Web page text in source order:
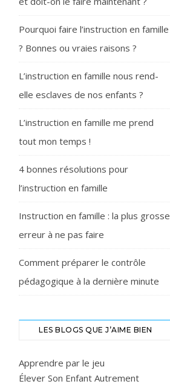
Pourquoi faire l’instruction en famille
? Bonnes ou vraies raisons ?
L’instruction en famille nous rend-
elle esclaves de nos enfants ?
L’instruction en famille me prend
tout mon temps !
4 bonnes résolutions pour
l’instruction en famille
Instruction en famille : la plus grosse
erreur à ne pas faire
Comment préparer le contrôle
pédagogique à la dernière minute
LES BLOGS QUE J’AIME BIEN
Apprendre par le jeu
Élever Son Enfant Autrement